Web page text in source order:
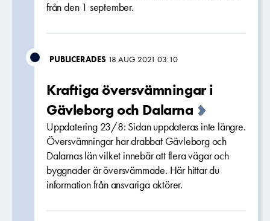
från den 1 september.
PUBLICERADES 18 AUG 2021 03:10
Kraftiga översvämningar i
Gävleborg och Dalarna
Uppdatering 23/8: Sidan uppdateras inte längre.
Översvämningar har drabbat Gävleborg och
Dalarnas län vilket innebär att flera vägar och
byggnader är översvämmade. Här hittar du
information från ansvariga aktörer.